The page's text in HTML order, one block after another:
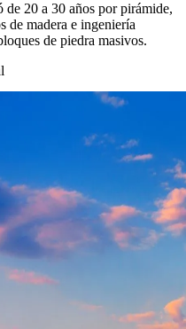
20 a 30 años por pirámide,
de madera e ingeniería
de piedra masivos.